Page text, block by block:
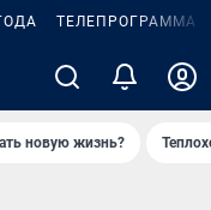
ТЕЛЕПРОГРАММА
новую жизнь?